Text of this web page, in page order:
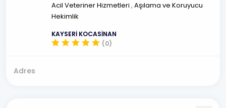
Acil Veteriner Hizmetleri , Aşılama ve Koruyucu
Hekimlik
KAYSERİ KOCASİNAN
(0)
Adres